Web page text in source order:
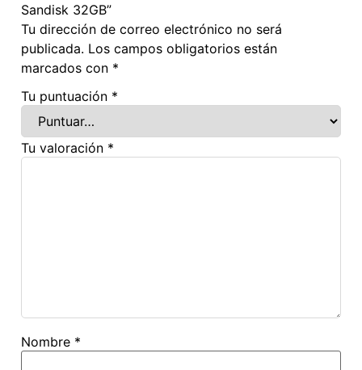
Sandisk 32GB”
Tu dirección de correo electrónico no será
publicada. Los campos obligatorios están
marcados con *
Tu puntuación *
Tu valoración *
Nombre *